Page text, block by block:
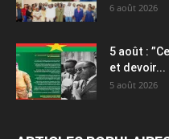
6 août 2026
5 août :
et devoir...
5 août 2026